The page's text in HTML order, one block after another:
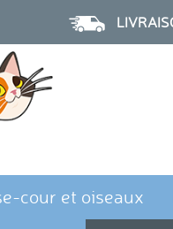
cour et oiseaux